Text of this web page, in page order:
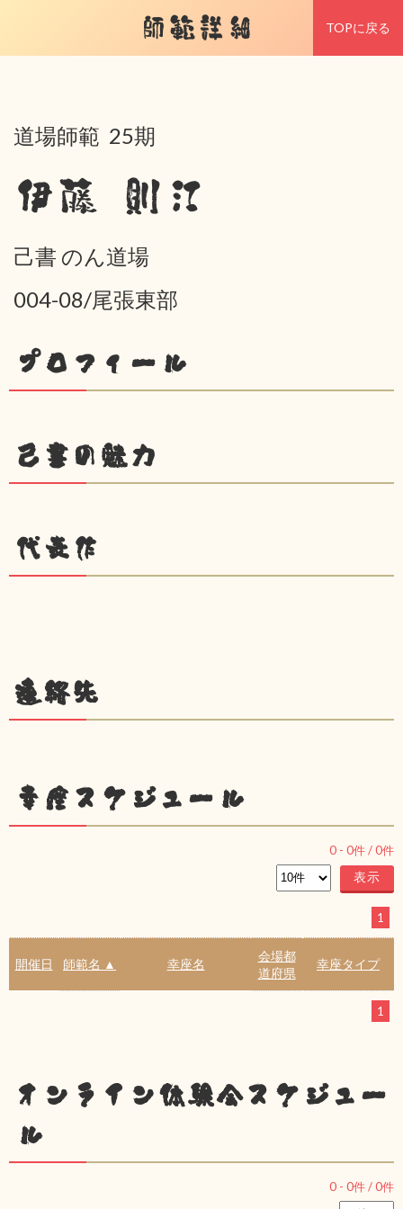
師範詳細 TOPに戻る
道場師範 25期
伊藤 則江
己書 のん道場
004-08/尾張東部
プロフィール
己書の魅力
代表作
連絡先
幸座スケジュール
0 - 0件 /0件
1
開催日 師範名 ▲ 幸座名
会場都
道府県
幸座タイプ
1
オンライン体験会スケジュー
ル
0 - 0件 /0件